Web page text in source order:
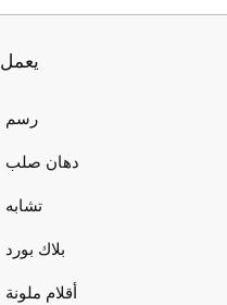
يعمل
رسم
دهان صلب
تشابه
بلاك بورد
أقلام ملونة